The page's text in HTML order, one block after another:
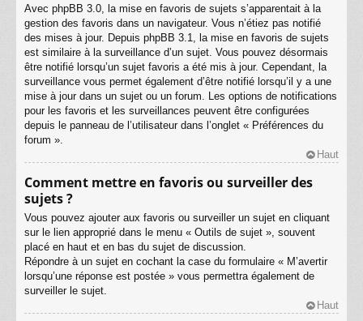
Avec phpBB 3.0, la mise en favoris de sujets s’apparentait à la
gestion des favoris dans un navigateur. Vous n’étiez pas notifié
des mises à jour. Depuis phpBB 3.1, la mise en favoris de sujets
est similaire à la surveillance d’un sujet. Vous pouvez désormais
être notifié lorsqu’un sujet favoris a été mis à jour. Cependant, la
surveillance vous permet également d’être notifié lorsqu’il y a une
mise à jour dans un sujet ou un forum. Les options de notifications
pour les favoris et les surveillances peuvent être configurées
depuis le panneau de l’utilisateur dans l’onglet « Préférences du
forum ».
Haut
Comment mettre en favoris ou surveiller des
sujets ?
Vous pouvez ajouter aux favoris ou surveiller un sujet en cliquant
sur le lien approprié dans le menu « Outils de sujet », souvent
placé en haut et en bas du sujet de discussion.
Répondre à un sujet en cochant la case du formulaire « M’avertir
lorsqu’une réponse est postée » vous permettra également de
surveiller le sujet.
Haut